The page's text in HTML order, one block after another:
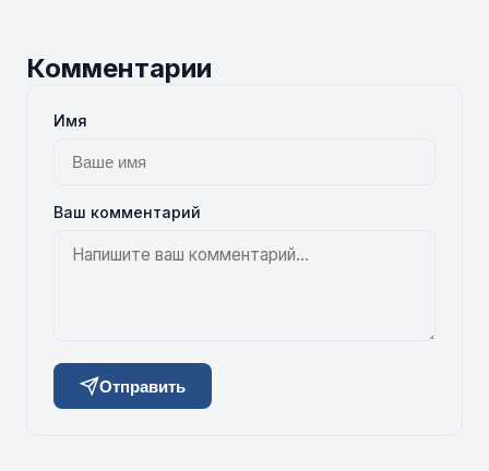
Комментарии
Имя
Ваш комментарий
Отправить